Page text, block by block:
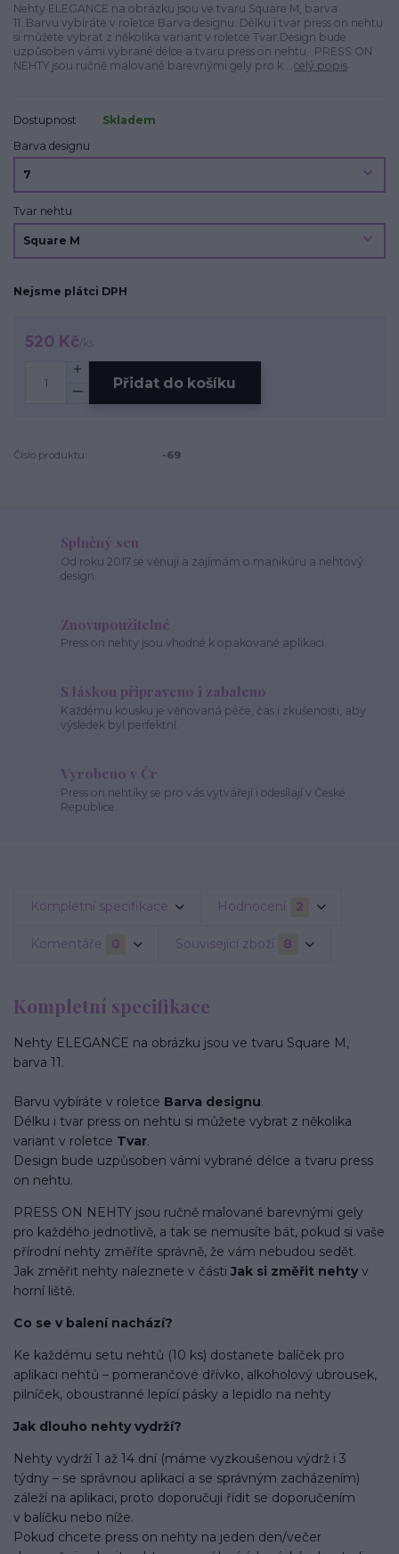
Nehty ELEGANCE na obrázku jsou ve tvaru Square M, barva
11. Barvu vybíráte v roletce Barva designu. Délku i tvar press on nehtu
si můžete vybrat z několika variant v roletce Tvar.Design bude
uzpůsoben vámi vybrané délce a tvaru press on nehtu. PRESS ON
NEHTY jsou ručně malované barevnými gely pro k... celý popis
Dostupnost
Skladem
Barva designu
Tvar nehtu
Nejsme plátci DPH
520 Kč/ks
Přidat do košíku
Číslo produktu: -69
Splněný sen
Od roku 2017 se věnuji a zajímám o manikúru a nehtový
design.
Znovupoužitelné
Press on nehty jsou vhodné k opakované aplikaci.
S láskou připraveno i zabaleno
Každému kousku je věnovaná péče, čas i zkušenosti, aby
výsledek byl perfektní.
Vyrobeno v Čr
Press on nehtíky se pro vás vytvářejí i odesílají v České
Republice.
Kompletní specifikace Hodnocení 2
Komentáře 0 Související zboží 8
Kompletní specifikace
Nehty ELEGANCE na obrázku jsou ve tvaru Square M,
barva 11.
Barvu vybíráte v roletce Barva designu.
Délku i tvar press on nehtu si můžete vybrat z několika
variant v roletce Tvar.
Design bude uzpůsoben vámi vybrané délce a tvaru press
on nehtu.
PRESS ON NEHTY jsou ručně malované barevnými gely
pro každého jednotlivě, a tak se nemusíte bát, pokud si vaše
přírodní nehty změříte správně, že vám nebudou sedět.
Jak změřit nehty naleznete v části Jak si změřit nehty v
horní liště.
Co se v balení nachází?
Ke každému setu nehtů (10 ks) dostanete balíček pro
aplikaci nehtů – pomerančové dřívko, alkoholový ubrousek,
pilníček, oboustranné lepící pásky a lepidlo na nehty
Jak dlouho nehty vydrží?
Nehty vydrží 1 až 14 dní (máme vyzkoušenou výdrž i 3
týdny – se správnou aplikací a se správným zacházením)
záleží na aplikaci, proto doporučuji řídit se doporučením
v balíčku nebo níže.
Pokud chcete press on nehty na jeden den/večer